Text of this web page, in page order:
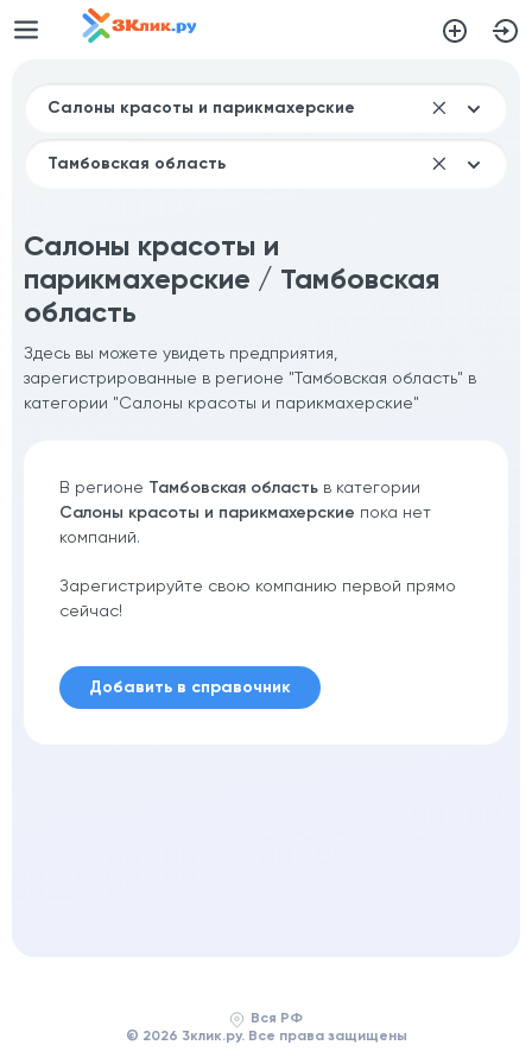
Салоны красоты и
парикмахерские / Тамбовская
область
Здесь вы можете увидеть предприятия,
зарегистрированные в регионе "Тамбовская область" в
категории "Салоны красоты и парикмахерские"
В регионе Тамбовская область в категории
Салоны красоты и парикмахерские пока нет
компаний.
Зарегистрируйте свою компанию первой прямо
сейчас!
Добавить в справочник
Вся РФ
© 2026 3клик.ру. Все права защищены